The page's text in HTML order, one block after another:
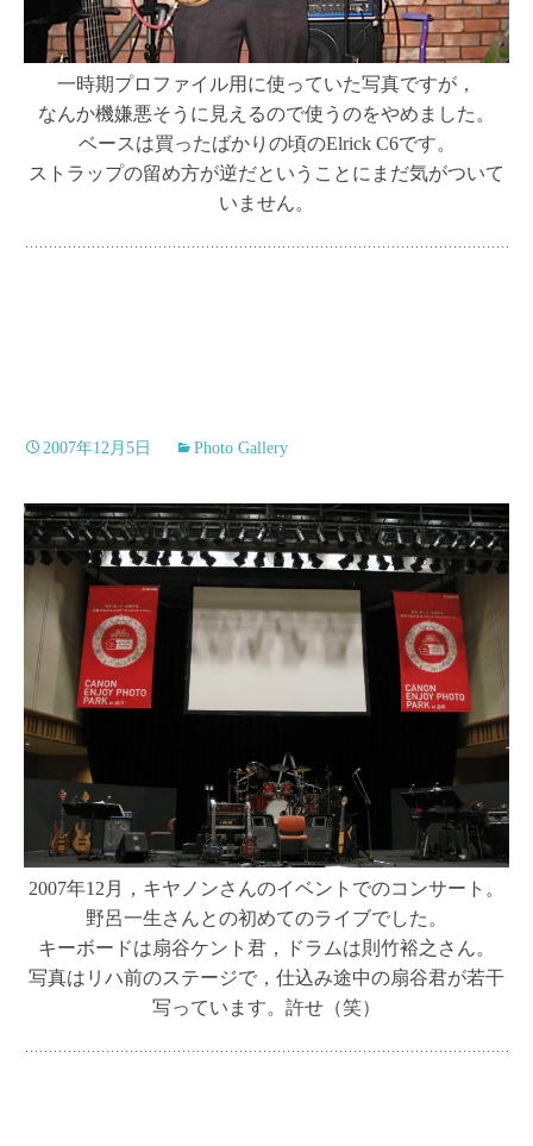
一時期プロファイル用に使っていた写真ですが，
なんか機嫌悪そうに見えるので使うのをやめました。
ベースは買ったばかりの頃のElrick C6です。
ストラップの留め方が逆だということにまだ気がついて
いません。
2007年12月5日 Photo Gallery
2007年12月，キヤノンさんのイベントでのコンサート。
野呂一生さんとの初めてのライブでした。
キーボードは扇谷ケント君，ドラムは則竹裕之さん。
写真はリハ前のステージで，仕込み途中の扇谷君が若干
写っています。許せ（笑）